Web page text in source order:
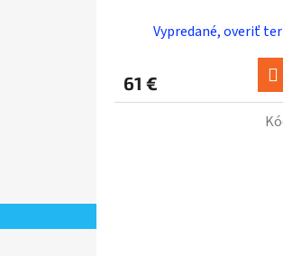
Vypredané, overiť
61 €